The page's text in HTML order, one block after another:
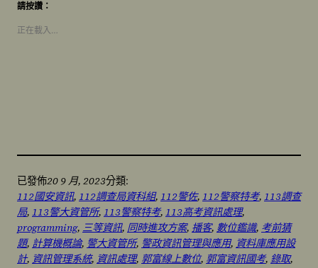
請按讚：
正在載入…
已發佈20 9 月, 2023分類:
112國安資訊, 112調查局資科組, 112警佐, 112警察特考, 113調查
局, 113警大資管所, 113警察特考, 113高考資訊處理
programming, 三等資訊, 同時進攻方案, 播客, 數位鑑識, 考前猜
題, 計算機概論, 警大資管所, 警政資訊管理與應用, 資料庫應用設
計, 資訊管理系統, 資訊處理, 郭富線上數位, 郭富資訊國考, 錄取